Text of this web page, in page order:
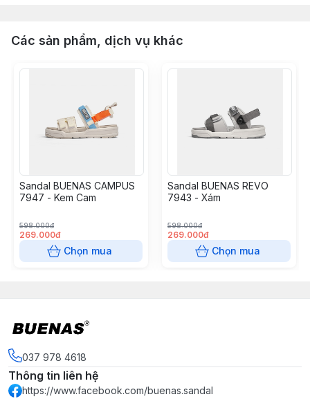
có nhiều size chuẩn dành cho Nam và Nữ, cùng với đó
như: trẻ trung, năng động, nhẹ nhàng hay quý tộc. Dễ
dàng kết hợp với nhiều trang phục và thỏa mãn những
yêu cầu của mọi khách hàng về một sản phẩm: đảm
MÔ TẢ SẢN PHẨM:
Các sản phẩm, dịch vụ khác
Sandal BUENAS CAMPUS
7947 - Kem Cam
598.000đ
269.000đ
Chọn mua
Sandal BUENAS REVO
7943 - Xám
598.000đ
269.000đ
Chọn mua
037 978 4618
Thông tin liên hệ
https://www.facebook.com/buenas.sandal